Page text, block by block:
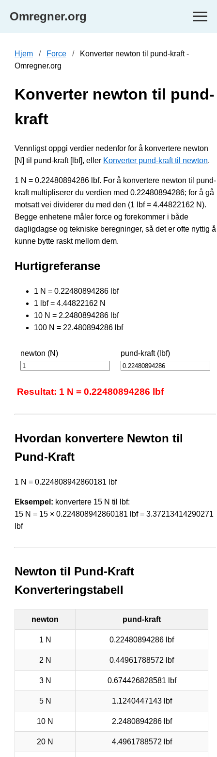
Omregner.org
Hjem Force
Konverter newton til pund-kraft -
Omregner.org
Konverter newton til pund-
kraft
Vennligst oppgi verdier nedenfor for å konvertere newton
[N] til pund-kraft [lbf], eller Konverter pund-kraft til newton.
1 N = 0.22480894286 lbf. For å konvertere newton til pund-
kraft multipliserer du verdien med 0.22480894286; for å gå
motsatt vei dividerer du med den (1 lbf = 4.44822162 N).
Begge enhetene måler force og forekommer i både
dagligdagse og tekniske beregninger, så det er ofte nyttig å
kunne bytte raskt mellom dem.
Hurtigreferanse
1 N = 0.22480894286 lbf
1 lbf = 4.44822162 N
10 N = 2.2480894286 lbf
100 N = 22.480894286 lbf
newton (N) pund-kraft (lbf)
Resultat: 1 N = 0.22480894286 lbf
Hvordan konvertere Newton til
Pund-Kraft
1 N = 0.224808942860181 lbf
Eksempel: konvertere 15 N til lbf:
15 N = 15 × 0.224808942860181 lbf = 3.37213414290271
lbf
Newton til Pund-Kraft
Konverteringstabell
newton pund-kraft
1 N 0.22480894286 lbf
2 N 0.44961788572 lbf
3 N 0.674426828581 lbf
5 N 1.1240447143 lbf
10 N 2.2480894286 lbf
20 N 4.4961788572 lbf